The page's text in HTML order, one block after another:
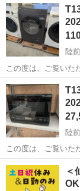
陸
この度は、ご覧いただきあり
宮城 仙台市
陸
この度は、ご覧いただきあり
宮城 仙台市
＜